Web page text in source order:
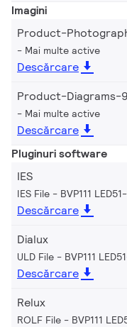
Imagini
Product-
Mai multe active
Descărcare
Product-Diagrams-
Mai multe active
Descărcare
Pluginuri software
IES
IES File - BVP111
Descărcare
Dialux
ULD File - BVP111
Descărcare
Relux
ROLF File - BVP111